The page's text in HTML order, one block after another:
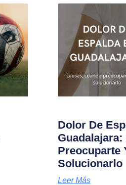
Dolor De
Preocuparte
Solucionarlo
Leer Más